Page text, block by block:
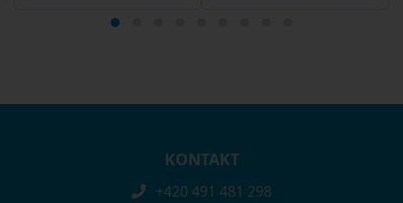
KONTAKT
+420 491 481 298